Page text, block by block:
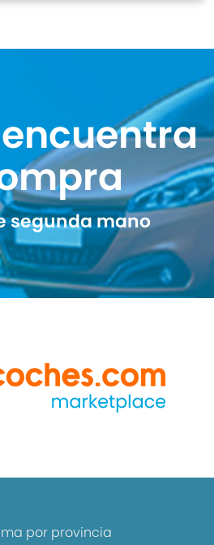
segunda mano
por provincia